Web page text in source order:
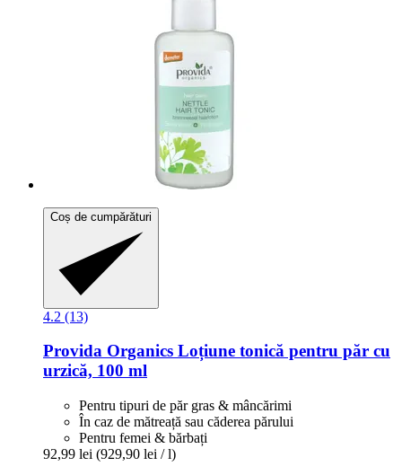
Coș de cumpărături
4.2 (13)
Provida Organics Loțiune tonică pentru păr cu
urzică, 100 ml
Pentru tipuri de păr gras & mâncărimi
În caz de mătreață sau căderea părului
Pentru femei & bărbați
92,99 lei (929,90 lei / l)